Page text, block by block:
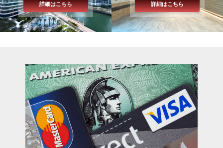
詳細はこちら 詳細はこちら